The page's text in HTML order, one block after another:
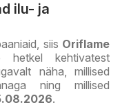
ilu- ja
siis Oriflame
kehtivatest
näha, millised
ning millised
.